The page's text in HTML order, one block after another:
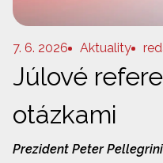
7. 6. 2026 Aktuality
Júlové
otázkami
Prezident Peter